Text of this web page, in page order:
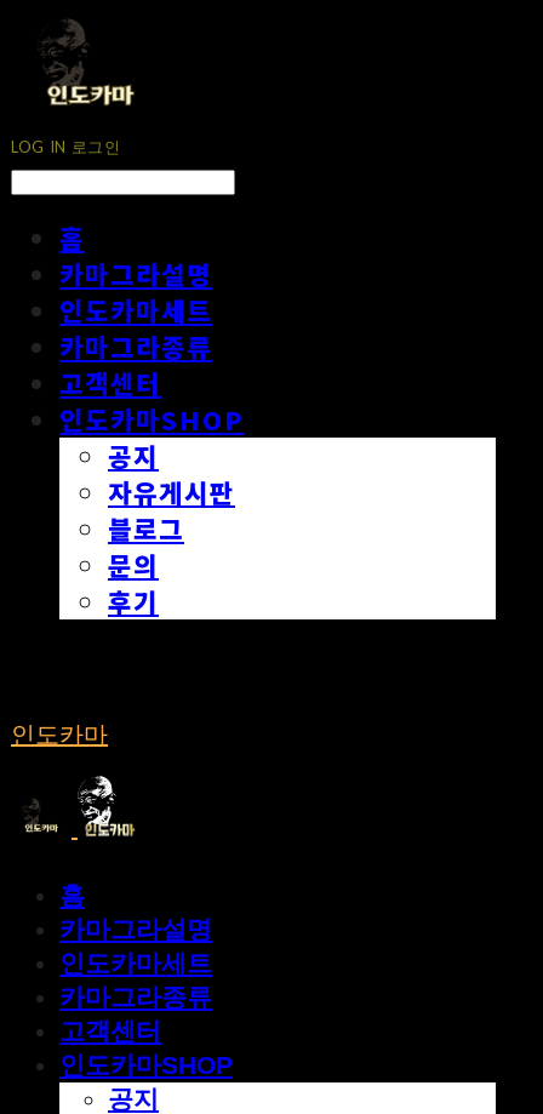
LOG IN 로그인
홈
카마그라설명
인도카마세트
카마그라종류
고객센터
인도카마SHOP
공지
자유게시판
블로그
문의
후기
인도카마
홈
카마그라설명
인도카마세트
카마그라종류
고객센터
인도카마SHOP
공지